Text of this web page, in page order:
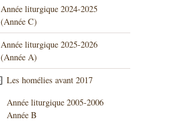
Année liturgique 2024-2025
(Année C)
Année liturgique 2025-2026
(Année A)
Les homélies avant 2017
Année liturgique 2005-2006
Année B